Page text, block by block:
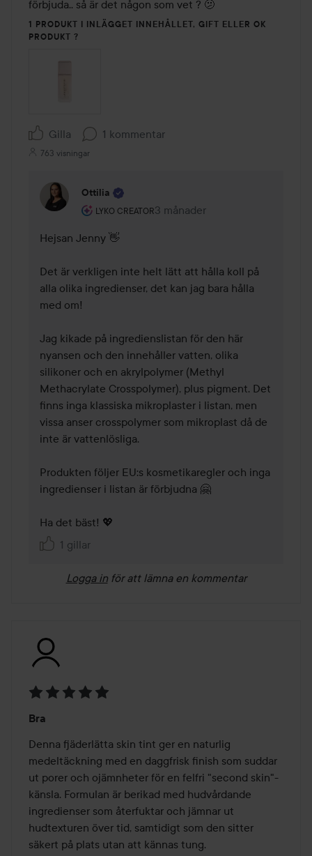
förbjuda.. så är det någon som vet ? 🫤
1 PRODUKT I INLÄGGET INNEHÅLLET, GIFT ELLER OK
PRODUKT ?
Gilla 1 kommentar
763 visningar
Ottilia
LYKO CREATOR
Användarens roll: Lyko Creator.
3 månader
Kommentaren lades 3 månader
Hejsan Jenny 👋
Det är verkligen inte helt lätt att hålla koll på
alla olika ingredienser, det kan jag bara hålla
med om!
Jag kikade på ingredienslistan för den här
nyansen och den innehåller vatten, olika
silikoner och en akrylpolymer (Methyl
Methacrylate Crosspolymer), plus pigment. Det
finns inga klassiska mikroplaster i listan, men
vissa anser crosspolymer som mikroplast då de
inte är vattenlösliga.
Produkten följer EU:s kosmetikaregler och inga
ingredienser i listan är förbjudna 🤗
Ha det bäst! 💖
1 gillar
Logga in för att lämna en kommentar
5
av
5
Bra
Denna fjäderlätta skin tint ger en naturlig
medeltäckning med en daggfrisk finish som suddar
ut porer och ojämnheter för en felfri "second skin"-
känsla. Formulan är berikad med hudvårdande
ingredienser som återfuktar och jämnar ut
hudtexturen över tid, samtidigt som den sitter
säkert på plats utan att kännas tung.